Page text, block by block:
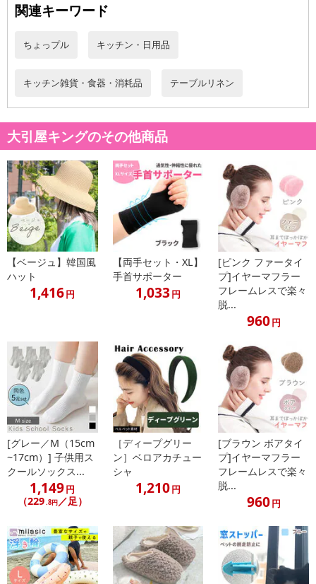
関連キーワード
ちょっプル キッチン・日用品
キッチン雑貨・食器・消耗品 テーブルリネン
大引屋キングのその他商品
【ベージュ】韓国風
ハット
1,416円
【両手セット・XL】
手首サポーター
1,033円
[ピンク ファータイ
プ]イヤーマフラー
フレームレスで楽々
脱...
960円
[グレー／M（15cm
~17cm）] 子供用ス
クールソックス...
1,149円
（229.8円／足）
［ディープグリー
ン］ベロアカチュー
シャ
1,210円
[ブラウン ボアタイ
プ]イヤーマフラー
フレームレスで楽々
脱...
960円